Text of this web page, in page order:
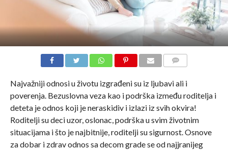
Najvažniji odnosi u životu izgrađeni su iz ljubavi ali i
poverenja. Bezuslovna veza kao i podrška između roditelja i
deteta je odnos koji je neraskidiv i izlazi iz svih okvira!
Roditelji su deci uzor, oslonac, podrška u svim životnim
situacijama i što je najbitnije, roditelji su sigurnost. Osnove
za dobar i zdrav odnos sa decom grade se od najjranijeg